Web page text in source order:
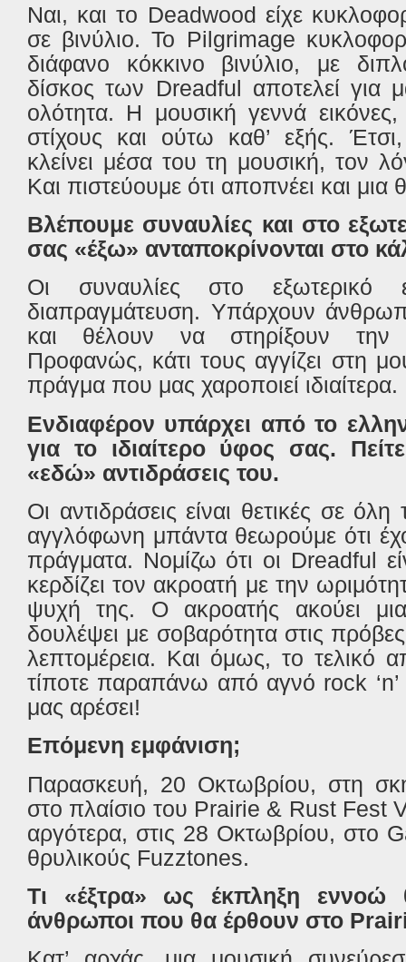
Ναι, και το Deadwood είχε
σε βινύλιο. Το Pilgrimage
διάφανο κόκκινο βινύλιο, με
δίσκος των Dreadful αποτελεί για
ολότητα. Η μουσική γεννά εικόνες,
στίχους και ούτω καθ’ εξής.
κλείνει μέσα του τη μουσική, τον
Και πιστεύουμε ότι αποπνέει και μια
Βλέπουμε συναυλίες και στο
σας «έξω» ανταποκρίνονται στο
Οι συναυλίες στο εξωτερικό
διαπραγμάτευση. Υπάρχουν
και θέλουν να στηρίξουν την
Προφανώς, κάτι τους αγγίζει στη
πράγμα που μας χαροποιεί ιδιαίτερα.
Ενδιαφέρον υπάρχει από το
για το ιδιαίτερο ύφος σας.
«εδώ» αντιδράσεις του.
Οι αντιδράσεις είναι θετικές σε
αγγλόφωνη μπάντα θεωρούμε ότι
πράγματα. Νομίζω ότι οι Dreadful
κερδίζει τον ακροατή με την
ψυχή της. Ο ακροατής ακούει
δουλέψει με σοβαρότητα στις
λεπτομέρεια. Και όμως, το τελικό
τίποτε παραπάνω από αγνό rock ‘n
μας αρέσει!
Επόμενη εμφάνιση;
Παρασκευή, 20 Οκτωβρίου, στη
στο πλαίσιο του Prairie & Rust Fest
αργότερα, στις 28 Οκτωβρίου, στο
θρυλικούς Fuzztones.
Τι «έξτρα» ως έκπληξη εννοώ
άνθρωποι που θα έρθουν στο